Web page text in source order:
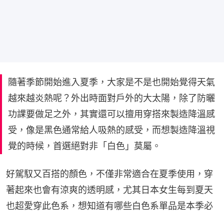
隨著季節開始進入夏季，大家是不是也開始覺得天氣
越來越炎熱呢？外出時面對戶外的大太陽，除了防曬
功課要做足之外，其實還可以擅用穿搭來製造降溫感
受，像是黑色通常給人吸熱的感受，而想製造降溫視
覺的時候，首選絕對非「白色」莫屬。
好駕馭又百搭的顏色，不僅非常適合在夏季使用，穿
著起來也會有涼爽的透明感，尤其日本女生每到夏天
也超愛穿此色系，想知道有哪些白色系單品是本季必